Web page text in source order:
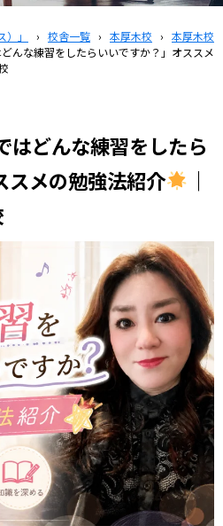
」 › 校舎一覧 › 本厚木校 › 本厚木校
どんな練習をしたらいいですか？」オススメ
はどんな練習をしたら
スメの勉強法紹介
｜